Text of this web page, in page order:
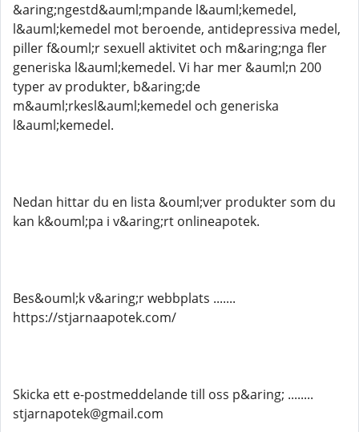
&aring;ngestd&auml;mpande l&auml;kemedel,
l&auml;kemedel mot beroende, antidepressiva medel,
piller f&ouml;r sexuell aktivitet och m&aring;nga fler
generiska l&auml;kemedel. Vi har mer &auml;n 200
typer av produkter, b&aring;de
m&auml;rkesl&auml;kemedel och generiska
l&auml;kemedel.
Nedan hittar du en lista &ouml;ver produkter som du
kan k&ouml;pa i v&aring;rt onlineapotek.
Bes&ouml;k v&aring;r webbplats .......
https://stjarnaapotek.com/
Skicka ett e-postmeddelande till oss p&aring; ........
stjarnapotek@gmail.com